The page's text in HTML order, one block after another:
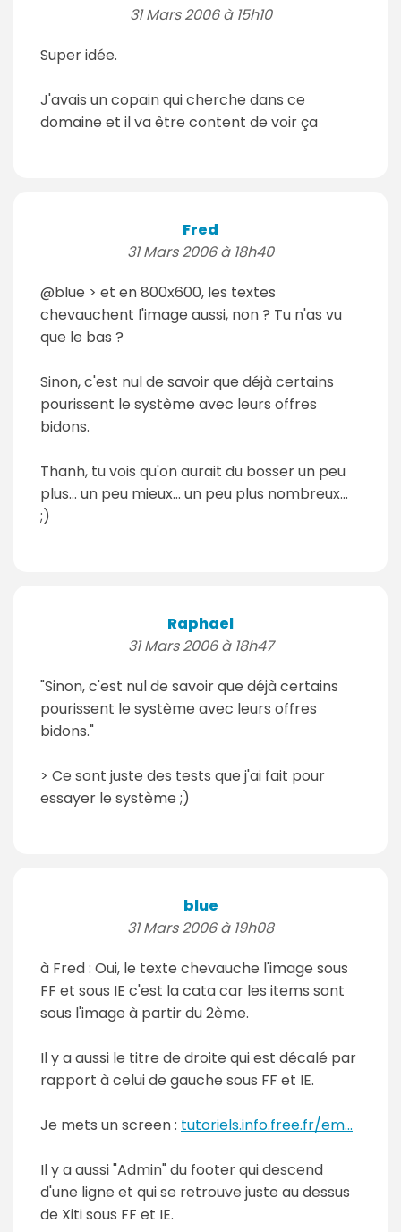
31 Mars 2006 à 15h10
Super idée.
J'avais un copain qui cherche dans ce
domaine et il va être content de voir ça
Fred
31 Mars 2006 à 18h40
@blue > et en 800x600, les textes
chevauchent l'image aussi, non ? Tu n'as vu
que le bas ?
Sinon, c'est nul de savoir que déjà certains
pourissent le système avec leurs offres
bidons.
Thanh, tu vois qu'on aurait du bosser un peu
plus... un peu mieux... un peu plus nombreux...
;)
Raphael
31 Mars 2006 à 18h47
"Sinon, c'est nul de savoir que déjà certains
pourissent le système avec leurs offres
bidons."
> Ce sont juste des tests que j'ai fait pour
essayer le système ;)
blue
31 Mars 2006 à 19h08
à Fred : Oui, le texte chevauche l'image sous
FF et sous IE c'est la cata car les items sont
sous l'image à partir du 2ème.
Il y a aussi le titre de droite qui est décalé par
rapport à celui de gauche sous FF et IE.
Je mets un screen : tutoriels.info.free.fr/em...
Il y a aussi "Admin" du footer qui descend
d'une ligne et qui se retrouve juste au dessus
de Xiti sous FF et IE.